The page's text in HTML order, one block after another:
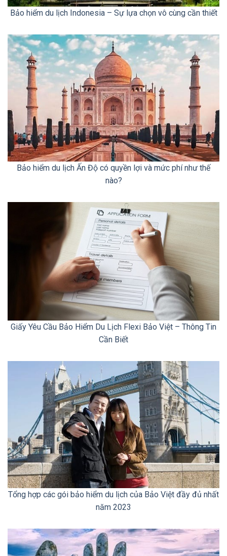
Bảo hiểm du lịch Indonesia – Sự lựa chọn vô cùng cần thiết
Bảo hiểm du lịch Ấn Độ có quyền lợi và mức phí như thế
nào?
Giấy Yêu Cầu Bảo Hiểm Du Lịch Flexi Bảo Việt – Thông Tin
Cần Biết
Tổng hợp các gói bảo hiểm du lịch của Bảo Việt đầy đủ nhất
năm 2023